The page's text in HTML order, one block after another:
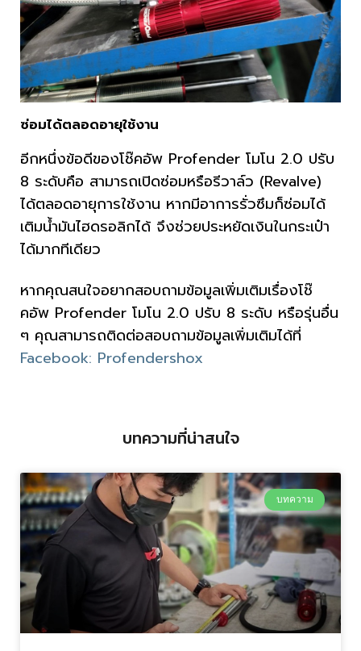
ซ่อมได้ตลอดอายุใช้งาน
อีกหนึ่งข้อดีของโช๊คอัพ Profender โมโน 2.0 ปรับ
8 ระดับคือ สามารถเปิดซ่อมหรือรีวาล์ว (Revalve)
ได้ตลอดอายุการใช้งาน หากมีอาการรั่วซึมก็ซ่อมได้
เติมน้ำมันไฮดรอลิกได้ จึงช่วยประหยัดเงินในกระเป๋า
ได้มากทีเดียว
หากคุณสนใจอยากสอบถามข้อมูลเพิ่มเติมเรื่องโช๊
คอัพ Profender โมโน 2.0 ปรับ 8 ระดับ หรือรุ่นอื่น
ๆ คุณสามารถติดต่อสอบถามข้อมูลเพิ่มเติมได้ที่
Facebook: Profendershox
บทความที่น่าสนใจ
บทความ